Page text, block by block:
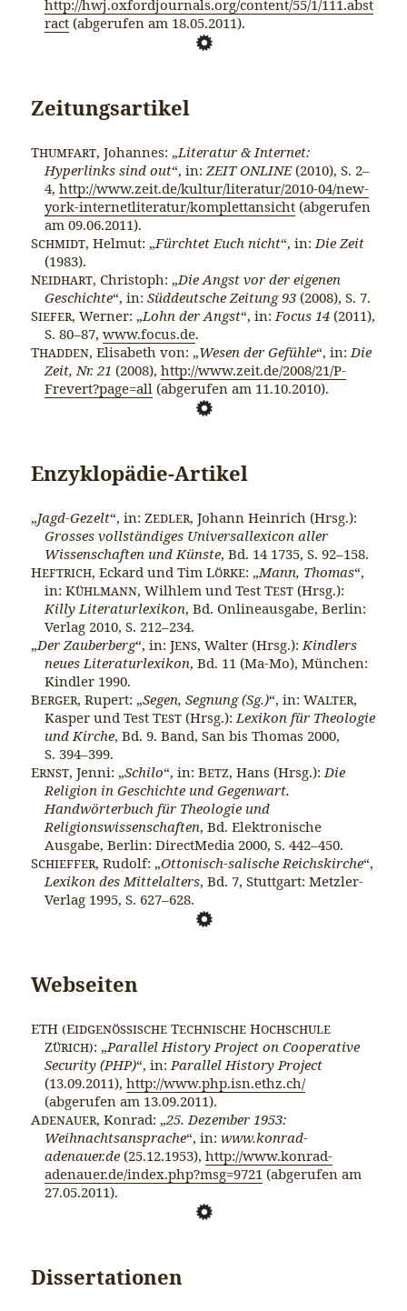
http://hwj.oxfordjournals.org/content/55/1/111.abst
ract (abgerufen am 18.05.2011).
Zeitungsartikel
Thumfart, Johannes: „Literatur & Internet:
Hyperlinks sind out“, in:ZEIT ONLINE(2010), S. 2–
4,http://www.zeit.de/kultur/literatur/2010-04/new-
york-internetliteratur/komplettansicht (abgerufen
am 09.06.2011).
Schmidt, Helmut: „Fürchtet Euch nicht“, in:Die Zeit
(1983).
Neidhart, Christoph: „Die Angst vor der eigenen
Geschichte“, in:Süddeutsche Zeitung 93 (2008), S. 7.
Siefer, Werner: „Lohn der Angst“, in:Focus 14 (2011),
S. 80–87,www.focus.de.
Thadden, Elisabeth von: „Wesen der Gefühle“, in:Die
Zeit, Nr. 21 (2008),http://www.zeit.de/2008/21/P-
Frevert?page=all (abgerufen am 11.10.2010).
Enzyklopädie-Artikel
„Jagd-Gezelt“, in:Zedler, Johann Heinrich (Hrsg.):
Grosses vollständiges Universallexicon aller
Wissenschaften und Künste, Bd. 14 1735, S. 92–158.
Heftrich, Eckard und TimLörke: „Mann, Thomas“,
in:Kühlmann, Wilhlem und TestTest (Hrsg.):
Killy Literaturlexikon, Bd. Onlineausgabe, Berlin:
Verlag 2010, S. 212–234.
„Der Zauberberg“, in:Jens, Walter (Hrsg.):Kindlers
neues Literaturlexikon, Bd. 11 (Ma-Mo), München:
Kindler 1990.
Berger, Rupert: „Segen, Segnung (Sg.)“, in:Walter,
Kasper und TestTest (Hrsg.):Lexikon für Theologie
und Kirche, Bd. 9. Band, San bis Thomas 2000,
S. 394–399.
Ernst, Jenni: „Schilo“, in:Betz, Hans (Hrsg.):Die
Religion in Geschichte und Gegenwart.
Handwörterbuch für Theologie und
Religionswissenschaften, Bd. Elektronische
Ausgabe, Berlin: DirectMedia 2000, S. 442–450.
Schieffer, Rudolf: „Ottonisch-salische Reichskirche“,
Lexikon des Mittelalters, Bd. 7, Stuttgart: Metzler-
Verlag 1995, S. 627–628.
Webseiten
ETH (Eidgenössische Technische Hochschule
Zürich): „Parallel History Project on Cooperative
Security (PHP)“, in:Parallel History Project
(13.09.2011),http://www.php.isn.ethz.ch/
(abgerufen am 13.09.2011).
Adenauer, Konrad: „25. Dezember 1953:
Weihnachtsansprache“, in:www.konrad-
adenauer.de (25.12.1953),http://www.konrad-
adenauer.de/index.php?msg=9721 (abgerufen am
27.05.2011).
Dissertationen